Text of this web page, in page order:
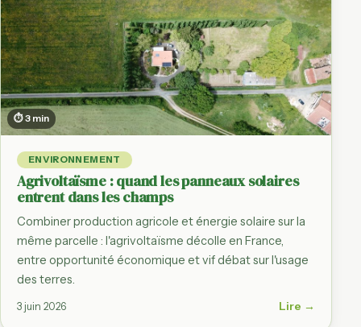
⏱ 3 min
ENVIRONNEMENT
Agrivoltaïsme : quand les panneaux solaires
entrent dans les champs
Combiner production agricole et énergie solaire sur la
même parcelle : l'agrivoltaïsme décolle en France,
entre opportunité économique et vif débat sur l'usage
des terres.
3 juin 2026 Lire →